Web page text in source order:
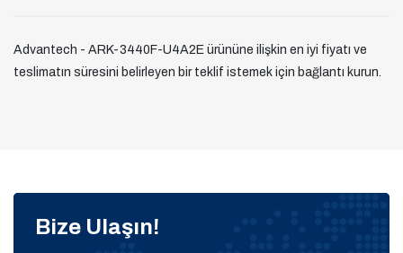
Advantech - ARK-3440F-U4A2E ürününe ilişkin en iyi fiyatı ve
teslimatın süresini belirleyen bir teklif istemek için bağlantı kurun.
Bize Ulaşın!